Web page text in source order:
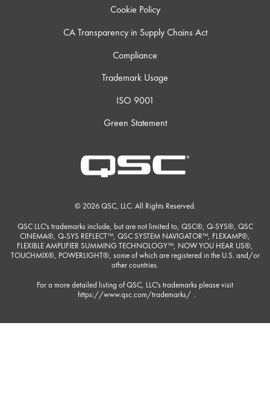
Cookie Policy
CA Transparency in Supply Chains Act
Compliance
Trademark Usage
ISO 9001
Green Statement
© 2026 QSC, LLC. All Rights Reserved.
QSC LLC's trademarks include, but are not limited to, QSC®, Q-SYS®, QSC
CINEMA®, Q-SYS REFLECT™, QSC SYSTEM NAVIGATOR™, FLEXAMP®,
FLEXIBLE AMPLIFIER SUMMING TECHNOLOGY™, NOW YOU HEAR US®,
TOUCHMIX®, POWERLIGHT®, some of which are registered in the U.S. and/or
other countries.
For a more detailed listing of QSC, LLC's trademarks please visit
https://www.qsc.com/trademarks/ .